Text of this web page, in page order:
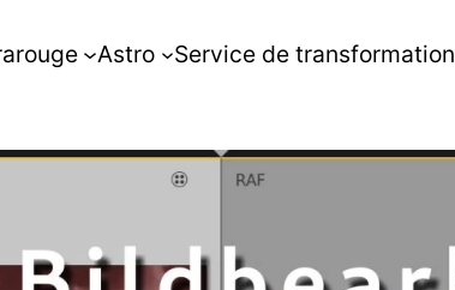
Astro Service de transformation